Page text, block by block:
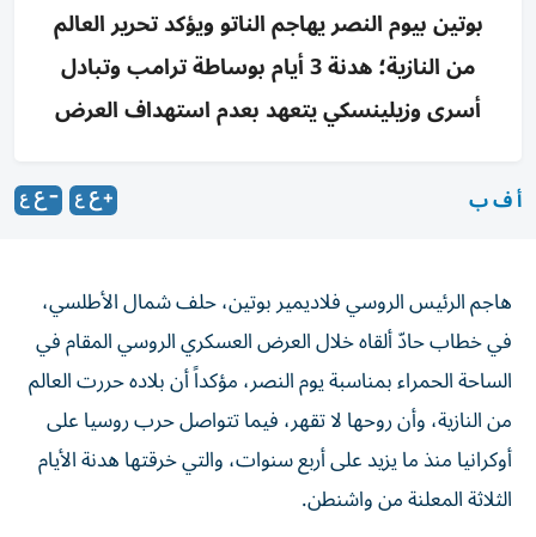
بوتين بيوم النصر يهاجم الناتو ويؤكد تحرير العالم
من النازية؛ هدنة 3 أيام بوساطة ترامب وتبادل
أسرى وزيلينسكي يتعهد بعدم استهداف العرض
أ ف ب
هاجم الرئيس الروسي فلاديمير بوتين، حلف شمال الأطلسي،
في خطاب حادّ ألقاه خلال العرض العسكري الروسي المقام في
الساحة الحمراء بمناسبة يوم النصر،مؤكداً أن بلاده حررت العالم
من النازية، وأن روحها لا تقهر، فيما تتواصل حرب روسيا على
أوكرانيا منذ ما يزيد على أربع سنوات، والتي خرقتها هدنة الأيام
الثلاثة المعلنة من واشنطن.